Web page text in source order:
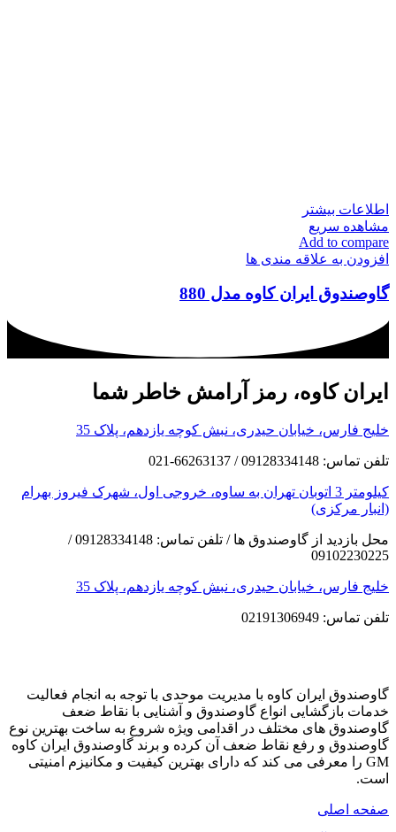
اطلاعات بیشتر
مشاهده سریع
Add to compare
افزودن به علاقه مندی ها
گاوصندوق ایران کاوه مدل 880
ایران کاوه، رمز آرامش خاطر شما
خلیج فارس، خیابان حیدری، نبش کوچه یازدهم، پلاک 35
تلفن تماس: 09128334148 / 66263137-021
کیلومتر 3 اتوبان تهران به ساوه، خروجی اول، شهرک فیروز بهرام
(انبار مرکزی)
محل بازدید از گاوصندوق ها / تلفن تماس: 09128334148 /
09102230225
خلیج فارس، خیابان حیدری، نبش کوچه یازدهم، پلاک 35
تلفن تماس: 02191306949
گاوصندوق ایران کاوه با مدیریت موحدی با توجه به انجام فعالیت
خدمات بازگشایی انواع گاوصندوق و آشنایی با نقاط ضعف
گاوصندوق های مختلف در اقدامی ویژه شروع به ساخت بهترین نوع
گاوصندوق و رفع نقاط ضعف آن کرده و برند گاوصندوق ایران کاوه
GM را معرفی می کند که دارای بهترین کیفیت و مکانیزم امنیتی
است.
صفحه اصلی